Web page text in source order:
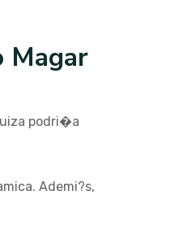
Magar
podri�a
Ademi?s,